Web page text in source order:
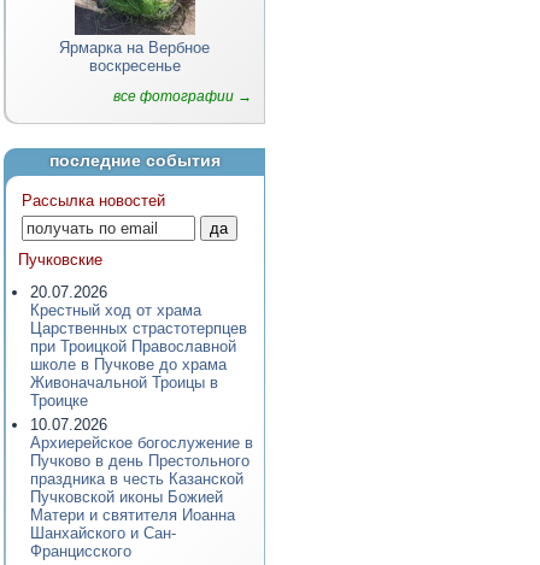
Ярмарка на Вербное
воскресенье
все фотографии →
последние события
Рассылка новостей
Пучковские
20.07.2026
Крестный ход от храма
Царственных страстотерпцев
при Троицкой Православной
школе в Пучкове до храма
Живоначальной Троицы в
Троицке
10.07.2026
Архиерейское богослужение в
Пучково в день Престольного
праздника в честь Казанской
Пучковской иконы Божией
Матери и святителя Иоанна
Шанхайского и Сан-
Францисского